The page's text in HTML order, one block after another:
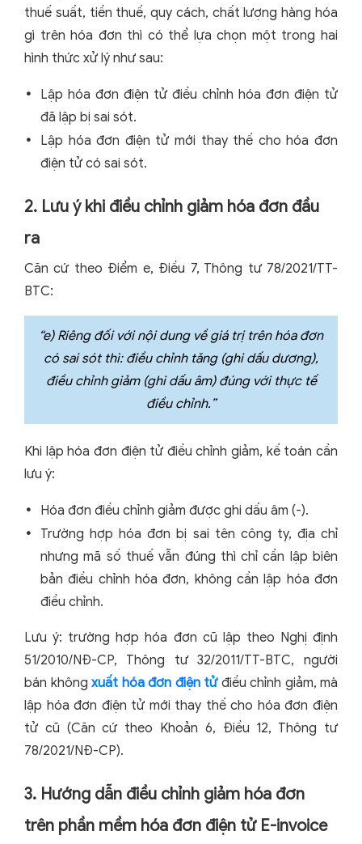
thuế suất, tiền thuế, quy cách, chất lượng hàng hóa
gì trên hóa đơn thì có thể lựa chọn một trong hai
hình thức xử lý như sau:
Lập hóa đơn điện tử điều chỉnh hóa đơn điện tử
đã lập bị sai sót.
Lập hóa đơn điện tử mới thay thế cho hóa đơn
điện tử có sai sót.
2. Lưu ý khi điều chỉnh giảm hóa đơn đầu
ra
Căn cứ theo Điểm e, Điều 7, Thông tư 78/2021/TT-
BTC:
“e) Riêng đối với nội dung về giá trị trên hóa đơn
có sai sót thì: điều chỉnh tăng (ghi dấu dương),
điều chỉnh giảm (ghi dấu âm) đúng với thực tế
điều chỉnh.”
Khi lập hóa đơn điện tử điều chỉnh giảm, kế toán cần
lưu ý:
Hóa đơn điều chỉnh giảm được ghi dấu âm (-).
Trường hợp hóa đơn bị sai tên công ty, địa chỉ
nhưng mã số thuế vẫn đúng thì chỉ cần lập biên
bản điều chỉnh hóa đơn, không cần lập hóa đơn
điều chỉnh.
Lưu ý: trường hợp hóa đơn cũ lập theo Nghị định
51/2010/NĐ-CP, Thông tư 32/2011/TT-BTC, người
bán không xuất hóa đơn điện tửđiều chỉnh giảm, mà
lập hóa đơn điện tử mới thay thế cho hóa đơn điện
tử cũ (Căn cứ theo Khoản 6, Điều 12, Thông tư
78/2021/NĐ-CP).
3. Hướng dẫn điều chỉnh giảm hóa đơn
trên phần mềm hóa đơn điện tử E-invoice